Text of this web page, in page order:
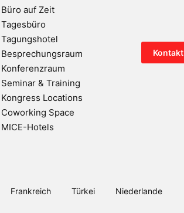
Büro auf Zeit
Tagesbüro
Tagungshotel
Besprechungsraum
Konferenzraum
Seminar & Training
Kongress Locations
Coworking Space
MICE-Hotels
Kontakt
Frankreich Türkei
Niederlande